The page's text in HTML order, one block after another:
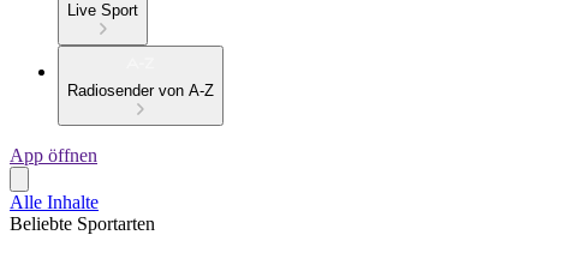
Live Sport
Radiosender von A-Z
App öffnen
Alle Inhalte
Beliebte Sportarten